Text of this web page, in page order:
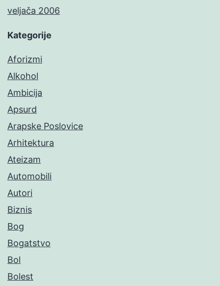
veljača 2006
Kategorije
Aforizmi
Alkohol
Ambicija
Apsurd
Arapske Poslovice
Arhitektura
Ateizam
Automobili
Autori
Biznis
Bog
Bogatstvo
Bol
Bolest